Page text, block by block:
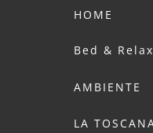
HOME
Bed & Relax
AMBIENTE
LA